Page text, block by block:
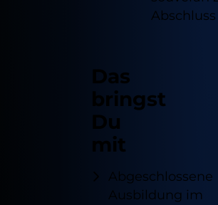
Das
bringst
Du
mit
Abgeschlossene
Ausbildung im